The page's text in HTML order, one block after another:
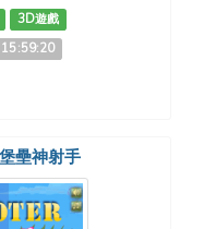
3D遊戲
壘神射手